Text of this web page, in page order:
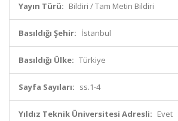
Yayın Türü: Bildiri / Tam Metin Bildiri
Basıldığı Şehir: İstanbul
Basıldığı Ülke: Türkiye
Sayfa Sayıları: ss.1-4
Yıldız Teknik Üniversitesi Adresli: Evet